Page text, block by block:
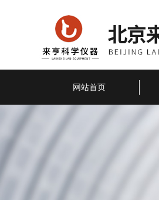
网站首页